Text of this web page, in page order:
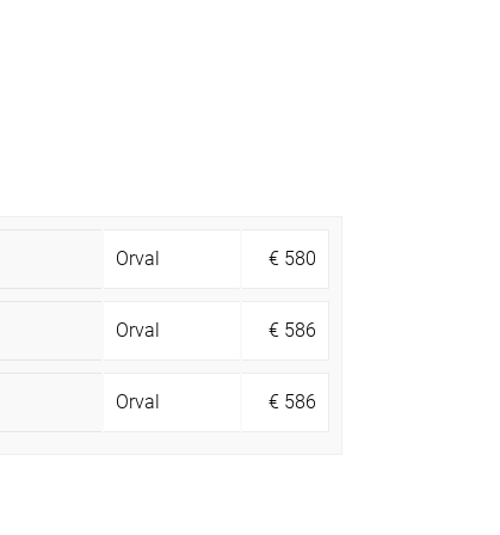
Orval € 580
Orval € 586
Orval € 586